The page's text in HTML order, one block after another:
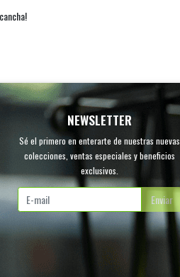
NEWSLETTER
Sé el primero en enterarte de nuestras nuevas
colecciones, ventas especiales y beneficios
exclusivos.
Enviar